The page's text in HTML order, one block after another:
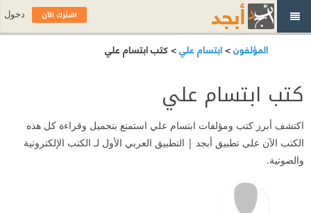
المؤلفون>ابتسام علي> كتب ابتسام علي
كتب ابتسام علي
اكتشف أبرز كتب ومؤلفات ابتسام علي استمتع بتحميل وقراءة كل هذه
الكتب الآن على تطبيق أبجد | التطبيق العربي الأول لـ الكتب الإلكترونية
والصوتية.
اشترك الآن دخول